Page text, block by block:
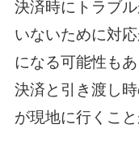
決済時にトラブ
いないために対
になる可能性もあ
決済と引き渡し
が現地に行くこ